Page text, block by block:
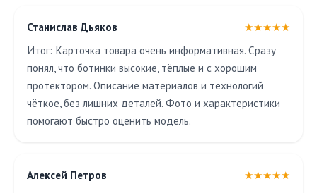
Станислав Дьяков
★★★★★
Итог: Карточка товара очень информативная. Сразу
понял, что ботинки высокие, тёплые и с хорошим
протектором. Описание материалов и технологий
чёткое, без лишних деталей. Фото и характеристики
помогают быстро оценить модель.
Алексей Петров
★★★★★